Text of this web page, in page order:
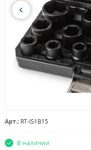
Арт.: RT-IS1B15
В наличии